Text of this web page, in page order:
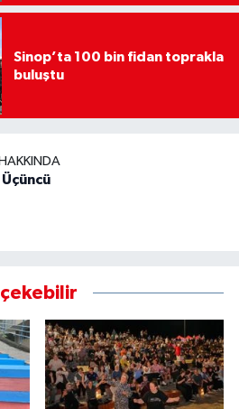
Sinop’ta 100 bin fidan toprakla
buluştu